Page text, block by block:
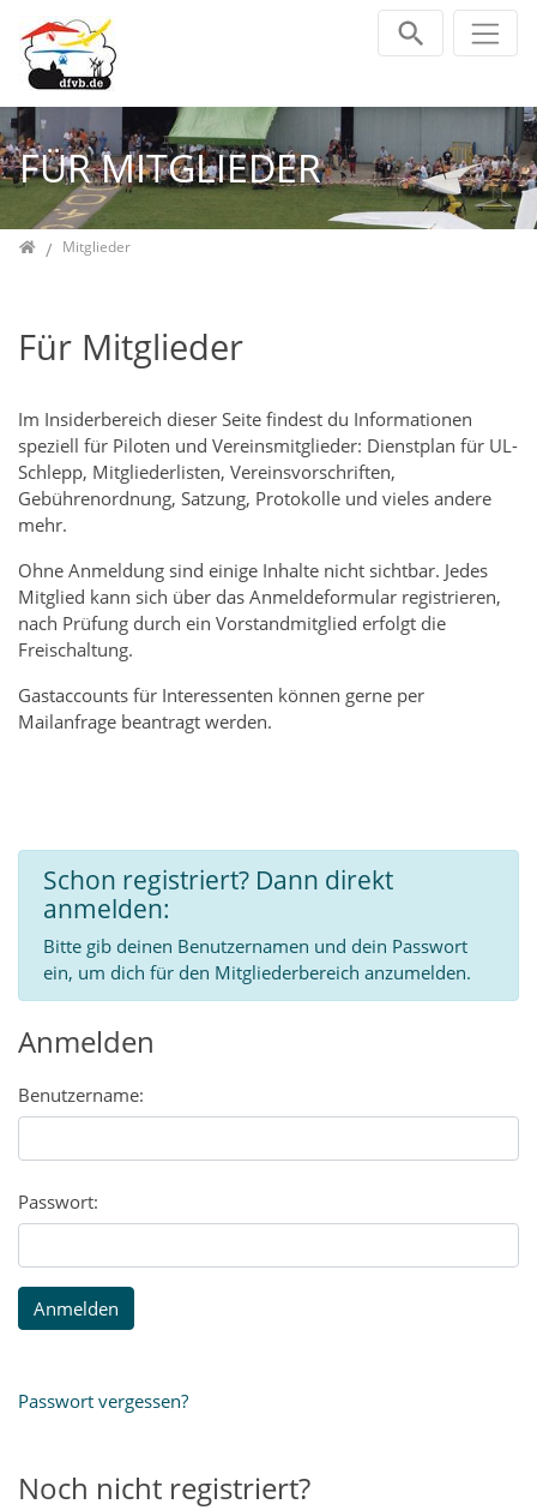
Direkt zur Hauptnavigation springen
Direkt zum Inhalt springen
Jump to sub navigation
FÜR MITGLIEDER
HomeMitglieder
Für Mitglieder
Im Insiderbereich dieser Seite findest du Informationen
speziell für Piloten und Vereinsmitglieder: Dienstplan für UL-
Schlepp, Mitgliederlisten, Vereinsvorschriften,
Gebührenordnung, Satzung, Protokolle und vieles andere
mehr.
Ohne Anmeldung sind einige Inhalte nicht sichtbar. Jedes
Mitglied kann sich über das Anmeldeformular registrieren,
nach Prüfung durch ein Vorstandmitglied erfolgt die
Freischaltung.
Gastaccounts für Interessenten können gerne per
Mailanfrage beantragt werden.
Schon registriert? Dann direkt
anmelden:
Bitte gib deinen Benutzernamen und dein Passwort
ein, um dich für den Mitgliederbereich anzumelden.
Anmelden
Benutzername:
Passwort:
Passwort vergessen?
Noch nicht registriert?